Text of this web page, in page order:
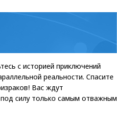
с историей приключений
реальности. Спасите
Вас ждут
силу только самым отважным